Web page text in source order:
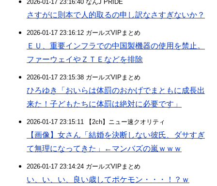
2026-01-17 23:16:40 なんJ PRIDE
さすがに則本で人的取るの申し訳なさすぎないか？
2026-01-17 23:16:12 ガールズVIPまとめ
ＥＵ、重要インフラでの中国製機器の使用を禁止。
ファーウェイやＺＴＥなどを排除
2026-01-17 23:15:38 ガールズVIPまとめ
ひろゆき「おいらは体罰のおかげでまともに成長出
来た！子どもたちに体罰は絶対に必要です」
2026-01-17 23:15:11 【2ch】ニュー速クオリティ
【画像】女さん「結婚を決断しない彼氏、ダサすぎ
て無理になってきた」←マンバズの嵐ｗｗｗ
2026-01-17 23:14:24 ガールズVIPまとめ
い、い、い、良い歳してポケモン・・・！？ｗ